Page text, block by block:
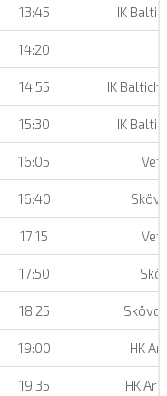
13:45 IK
14:20
14:55 IK
15:30 IK
16:05
16:40
17:15
17:50
18:25
19:00 HK
19:35 HK